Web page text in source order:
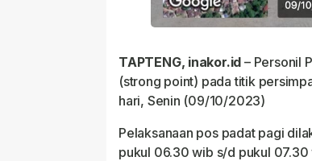
TAPTENG, inakor.id – Personil
(strong point) pada titik
hari, Senin (09/10/2023)
Pelaksanaan pos padat pagi
pukul 06.30 wib s/d pukul